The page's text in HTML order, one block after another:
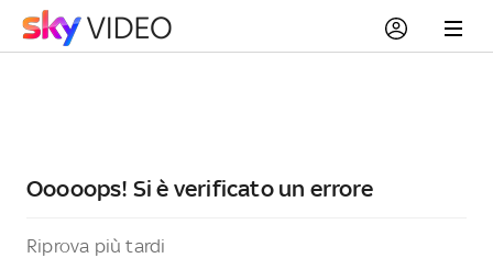
Ooooops! Si è verificato un errore
Riprova più tardi